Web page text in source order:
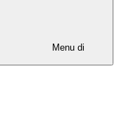
Menu di